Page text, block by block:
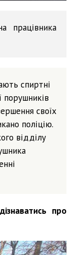
працівника
спиртні
порушників
своїх
поліцію.
відділу
про